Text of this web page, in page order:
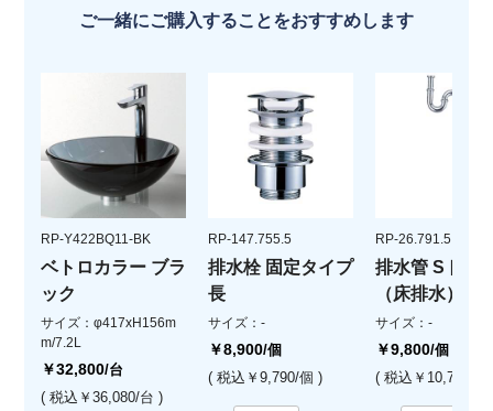
ご一緒にご購入することをおすすめします
RP-Y422BQ11-BK
ベトロカラー ブラ
ック
サイズ：φ417xH156m
m/7.2L
￥32,800/台
( 税込￥36,080/台 )
RP-147.755.5
排水栓 固定タイプ
長
サイズ：-
￥8,900/個
( 税込￥9,790/個 )
RP-26.791.5
排水管 Sトラ
（床排水）
サイズ：-
￥9,800/個
( 税込￥10,780/個